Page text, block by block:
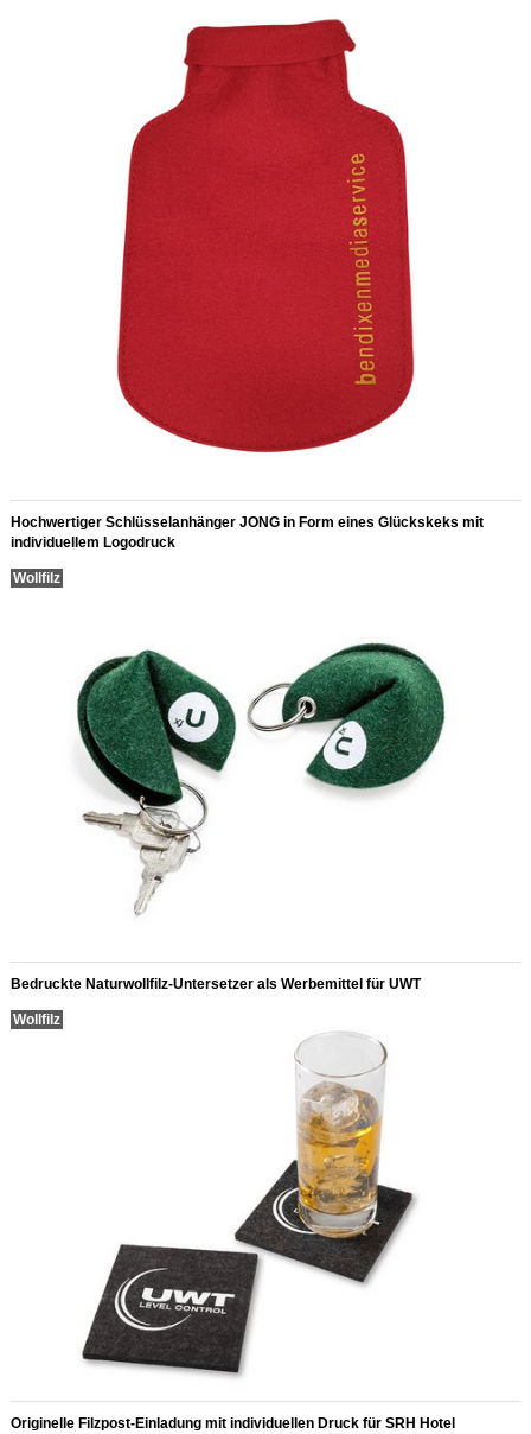
Hochwertiger Schlüsselanhänger JONG in Form eines Glückskeks mit
individuellem Logodruck
Wollfilz
Bedruckte Naturwollfilz-Untersetzer als Werbemittel für UWT
Wollfilz
Originelle Filzpost-Einladung mit individuellen Druck für SRH Hotel